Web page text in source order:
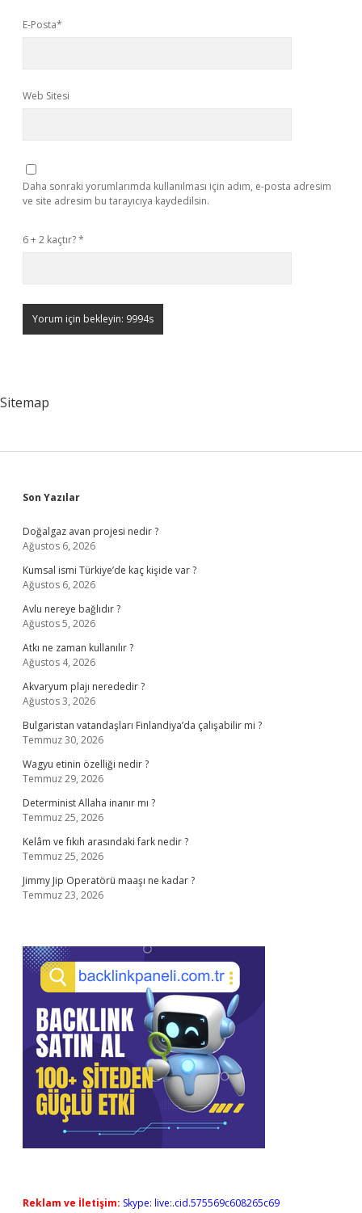
E-Posta*
Web Sitesi
Daha sonraki yorumlarımda kullanılması için adım, e-posta adresim
ve site adresim bu tarayıcıya kaydedilsin.
6 + 2 kaçtır?*
Sitemap
Sidebar
Son Yazılar
Doğalgaz avan projesi nedir ?
Ağustos 6, 2026
Kumsal ismi Türkiye’de kaç kişide var ?
Ağustos 6, 2026
Avlu nereye bağlıdır ?
Ağustos 5, 2026
Atkı ne zaman kullanılır ?
Ağustos 4, 2026
Akvaryum plajı nerededir ?
Ağustos 3, 2026
Bulgaristan vatandaşları Finlandiya’da çalışabilir mi ?
Temmuz 30, 2026
Wagyu etinin özelliği nedir ?
Temmuz 29, 2026
Determinist Allaha inanır mı ?
Temmuz 25, 2026
Kelâm ve fıkıh arasındaki fark nedir ?
Temmuz 25, 2026
Jimmy Jip Operatörü maaşı ne kadar ?
Temmuz 23, 2026
Reklam ve İletişim: Skype: live:.cid.575569c608265c69